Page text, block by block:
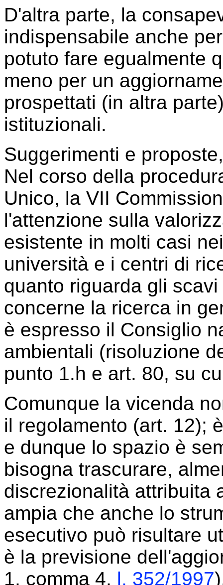
D'altra parte, la
indispensabile anche
potuto fare egualmente
meno per un
prospettati (in altra
istituzionali.
Suggerimenti e
Nel corso della
Unico, la VII
l'attenzione sulla
esistente in molti casi
università e i centri di
quanto riguarda gli
concerne la ricerca in
è espresso il Consiglio
ambientali (risoluzione
punto 1.h e art. 80, su
Comunque la vicenda
il regolamento (art. 12);
e dunque lo spazio è
bisogna trascurare,
discrezionalità attribuita
ampia che anche lo
esecutivo può risultare
è la previsione
1, comma 4, l. 352/1997